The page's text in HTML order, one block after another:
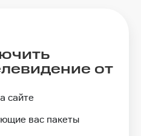
от
сайте
вас пакеты